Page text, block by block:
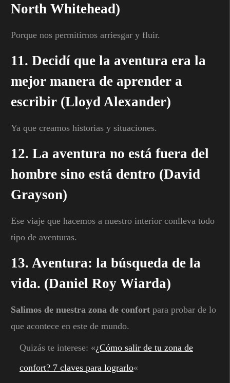
North Whitehead)
Porque nos permitirnos arriesgar y fluir.
11. Decidí que la aventura era la
mejor manera de aprender a
escribir (Lloyd Alexander)
Ya que creamos historias y situaciones.
12. La aventura no está fuera del
hombre sino está dentro (David
Grayson)
Ese viaje que hacemos a nuestro interior conlleva todo
tipo de aventuras.
13. Aventura: la búsqueda de la
vida. (Daniel Roy Wiarda)
Salimos de nuestra zona de confort para probar de lo
que acontece en este de mundo.
Quizás te interese: «¿Cómo salir de tu zona de
confort? 7 claves para lograrlo«